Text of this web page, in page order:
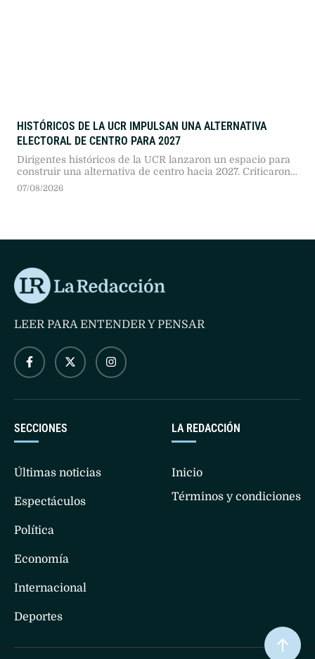
HISTÓRICOS DE LA UCR IMPULSAN UNA ALTERNATIVA
ELECTORAL DE CENTRO PARA 2027
Dirigentes históricos de la UCR lanzaron un espacio para
construir una alternativa de centro hacia 2027. Criticaron
el costo social del gobierno y la polarización con el
kirchnerismo, reclamando mantener las PASO para
07/08/2026
LA REDACCIÓN
Inicio
Términos y condiciones
SECCIONES
Últimas noticias
Espectáculos
Política
Economía
Internacional
Deportes
LEER PARA ENTENDER Y PENSAR